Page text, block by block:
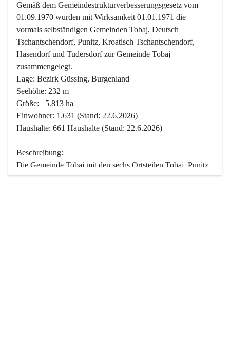
Gemäß dem Gemeindestrukturverbesserungsgesetz vom
01.09.1970 wurden mit Wirksamkeit 01.01.1971 die
vormals selbständigen Gemeinden Tobaj, Deutsch
Tschantschendorf, Punitz, Kroatisch Tschantschendorf,
Hasendorf und Tudersdorf zur Gemeinde Tobaj
zusammengelegt.
Lage: Bezirk Güssing, Burgenland
Seehöhe: 232 m
Größe:   5.813 ha
Einwohner: 1.631 (Stand: 22.6.2026)
Haushalte: 661 Haushalte (Stand: 22.6.2026)
Beschreibung:
Die Gemeinde Tobaj mit den sechs Ortsteilen Tobaj, Punitz,
Deutsch Tschantschendorf, Kroatisch Tschantschendorf,